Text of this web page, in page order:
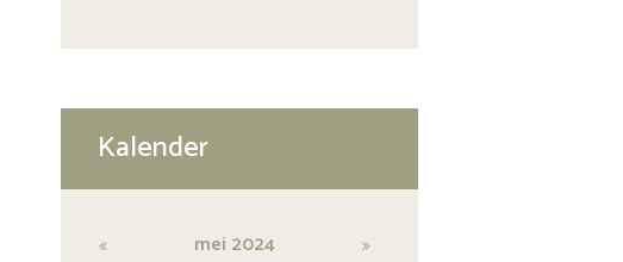
Kalender
mei 2024